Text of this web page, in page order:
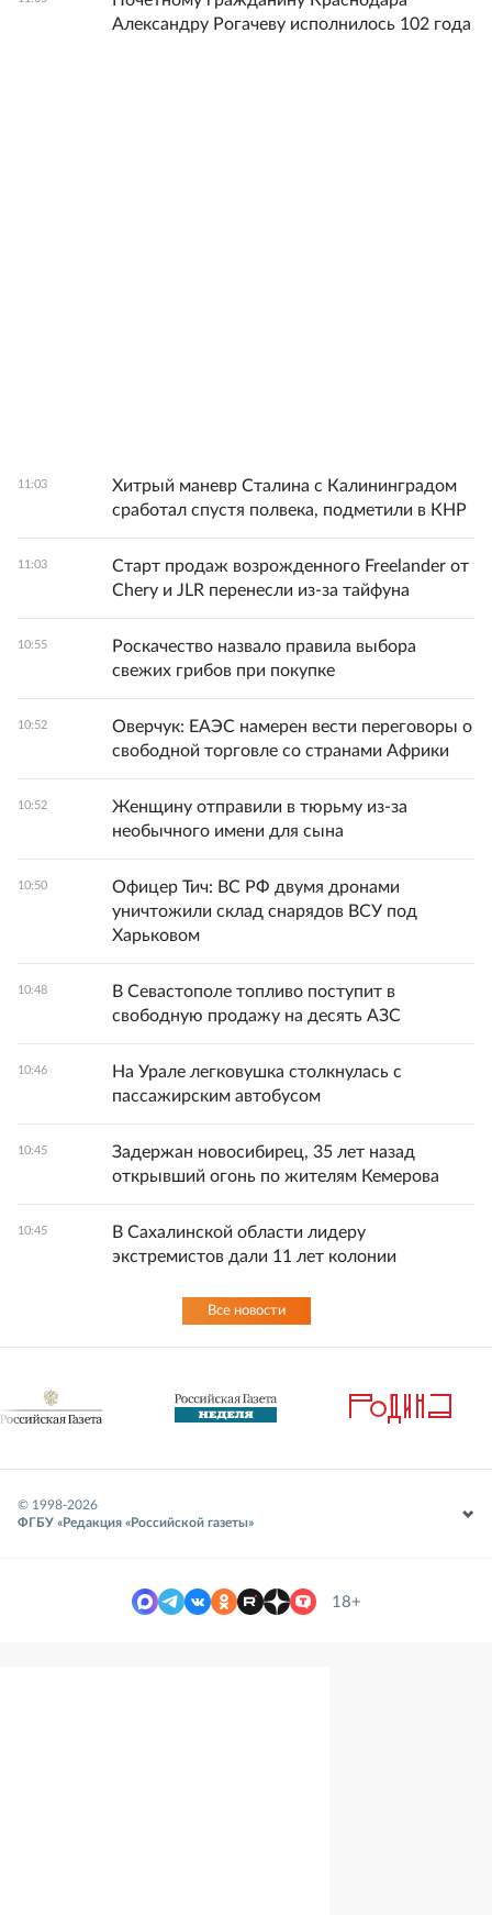
Александру Рогачеву исполнилось 102 года
11:03
Хитрый маневр Сталина с Калининградом
сработал спустя полвека, подметили в КНР
11:03
Старт продаж возрожденного Freelander от
Chery и JLR перенесли из-за тайфуна
10:55
Роскачество назвало правила выбора
свежих грибов при покупке
10:52
Оверчук: ЕАЭС намерен вести переговоры о
свободной торговле со странами Африки
10:52
Женщину отправили в тюрьму из-за
необычного имени для сына
10:50
Офицер Тич: ВС РФ двумя дронами
уничтожили склад снарядов ВСУ под
Харьковом
10:48
В Севастополе топливо поступит в
свободную продажу на десять АЗС
10:46
На Урале легковушка столкнулась с
пассажирским автобусом
10:45
Задержан новосибирец, 35 лет назад
открывший огонь по жителям Кемерова
10:45
В Сахалинской области лидеру
экстремистов дали 11 лет колонии
Все новости
© 1998-2026
ФГБУ «Редакция «Российской газеты»
18+